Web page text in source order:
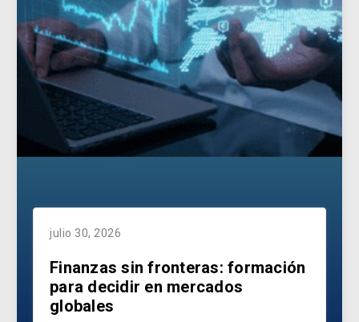
julio 30, 2026
Finanzas sin fronteras: formación
para decidir en mercados
globales